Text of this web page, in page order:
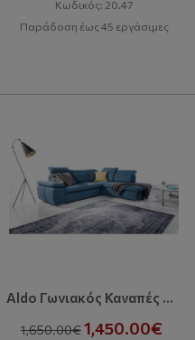
Κωδικός: 20.47
Παράδοση έως 45 εργάσιμες
Aldo Γωνιακός Καναπές Με Κρεβάτι Και Αποθηκευτικό Χώρο
1,650.00€1,450.00€